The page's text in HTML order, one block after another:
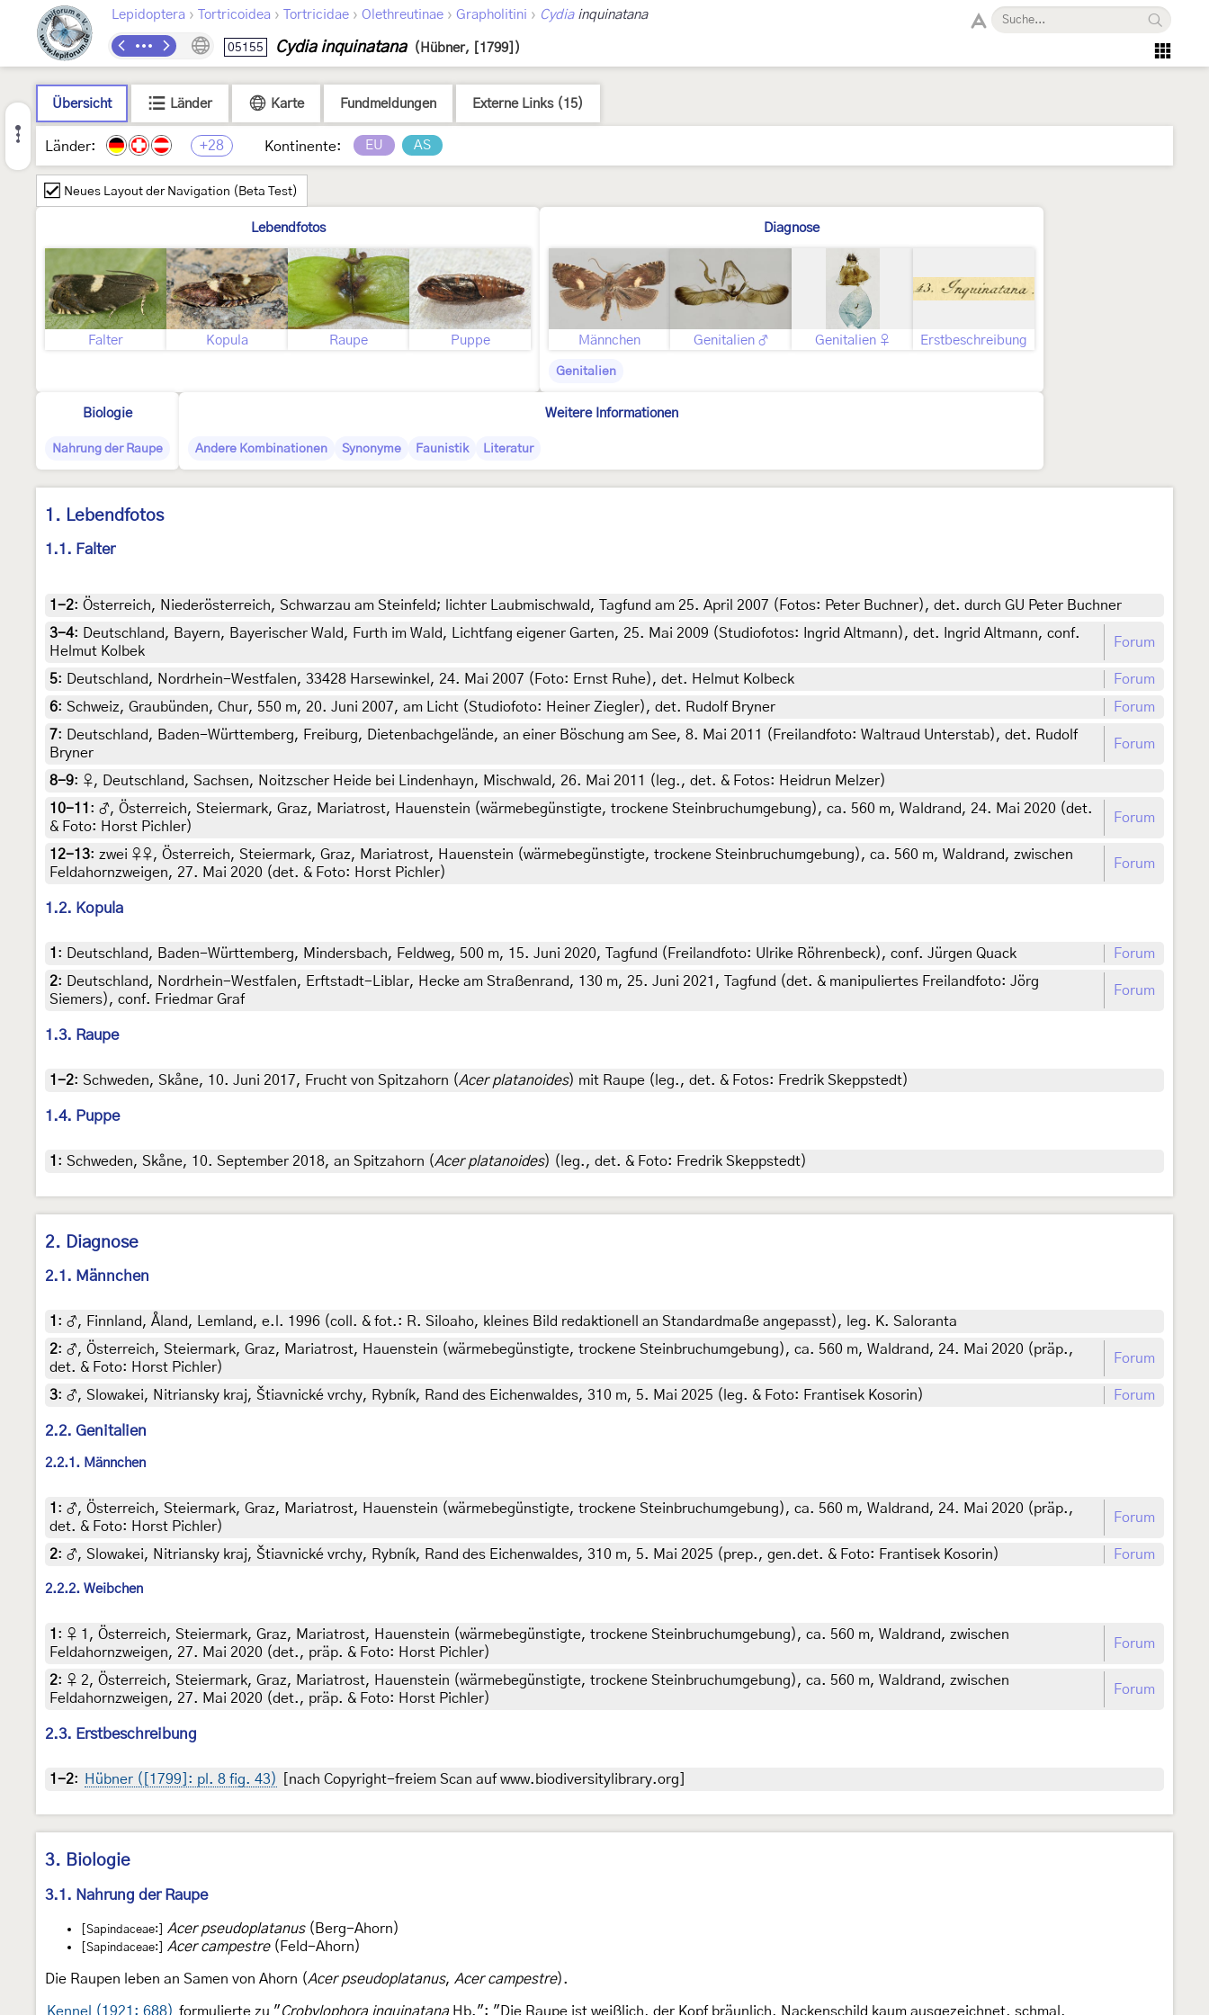
Lepidoptera › Tortricoidea › Tortricidae › Olethreutinae › Grapholitini › Cydiainquinatana
05155 Cydia inquinatana (Hübner, [1799])
Übersicht Länder Karte Fundmeldungen Externe Links (15)
Länder: +28 Kontinente: EU AS
Neues Layout der Navigation (Beta Test)
Lebendfotos
Falter Kopula Raupe Puppe
Diagnose
Männchen Genitalien ♂ Genitalien ♀ Erstbeschreibung
Genitalien
Biologie
Nahrung der Raupe
Weitere Informationen
Andere Kombinationen Synonyme Faunistik Literatur
1. Lebendfotos
1.1. Falter
1-2: Österreich, Niederösterreich, Schwarzau am Steinfeld; lichter Laubmischwald, Tagfund am 25. April 2007 (Fotos: Peter Buchner), det. durch GU Peter Buchner
3-4:
Deutschland, Bayern, Bayerischer Wald, Furth im Wald, Lichtfang eigener Garten, 25. Mai 2009 (Studiofotos: Ingrid Altmann), det. Ingrid Altmann, conf.
Helmut Kolbek
Forum
5: Deutschland, Nordrhein-Westfalen, 33428 Harsewinkel, 24. Mai 2007 (Foto: Ernst Ruhe), det. Helmut Kolbeck
Forum
6: Schweiz, Graubünden, Chur, 550 m, 20. Juni 2007, am Licht (Studiofoto: Heiner Ziegler), det. Rudolf Bryner
Forum
7:
Deutschland, Baden-Württemberg, Freiburg, Dietenbachgelände, an einer Böschung am See, 8. Mai 2011 (Freilandfoto: Waltraud Unterstab), det. Rudolf
Bryner
Forum
8-9: ♀, Deutschland, Sachsen, Noitzscher Heide bei Lindenhayn, Mischwald, 26. Mai 2011 (leg., det. & Fotos: Heidrun Melzer)
10-11 : ♂, Österreich, Steiermark, Graz, Mariatrost, Hauenstein (wärmebegünstigte, trockene Steinbruchumgebung), ca. 560 m, Waldrand, 24. Mai 2020 (det.
& Foto: Horst Pichler)
Forum
12-13: zwei ♀♀, Österreich, Steiermark, Graz, Mariatrost, Hauenstein (wärmebegünstigte, trockene Steinbruchumgebung), ca. 560 m, Waldrand, zwischen
Feldahornzweigen, 27. Mai 2020 (det. & Foto: Horst Pichler)
Forum
1.2. Kopula
1 : Deutschland, Baden-Württemberg, Mindersbach, Feldweg, 500 m, 15. Juni 2020, Tagfund (Freilandfoto: Ulrike Röhrenbeck), conf. Jürgen Quack
Forum
2:
Deutschland, Nordrhein-Westfalen, Erftstadt-Liblar, Hecke am Straßenrand, 130 m, 25. Juni 2021, Tagfund (det. & manipuliertes Freilandfoto: Jörg
Siemers), conf. Friedmar Graf
Forum
1.3. Raupe
1-2: Schweden, Skåne, 10. Juni 2017, Frucht von Spitzahorn (Acer platanoides) mit Raupe (leg., det. & Fotos: Fredrik Skeppstedt)
1.4. Puppe
1 : Schweden, Skåne, 10. September 2018, an Spitzahorn (Acer platanoides) (leg., det. & Foto: Fredrik Skeppstedt)
2. Diagnose
2.1. Männchen
1 : ♂, Finnland, Åland, Lemland, e.l. 1996 (coll. & fot.: R. Siloaho, kleines Bild redaktionell an Standardmaße angepasst), leg. K. Saloranta
2: ♂, Österreich, Steiermark, Graz, Mariatrost, Hauenstein (wärmebegünstigte, trockene Steinbruchumgebung), ca. 560 m, Waldrand, 24. Mai 2020 (präp.,
det. & Foto: Horst Pichler)
Forum
3: ♂, Slowakei, Nitriansky kraj, Štiavnické vrchy, Rybník, Rand des Eichenwaldes, 310 m, 5. Mai 2025 (leg. & Foto: Frantisek Kosorin) Forum
2.2. Genitalien
2.2.1. Männchen
1 : ♂, Österreich, Steiermark, Graz, Mariatrost, Hauenstein (wärmebegünstigte, trockene Steinbruchumgebung), ca. 560 m, Waldrand, 24. Mai 2020 (präp.,
det. & Foto: Horst Pichler)
Forum
2: ♂, Slowakei, Nitriansky kraj, Štiavnické vrchy, Rybník, Rand des Eichenwaldes, 310 m, 5. Mai 2025 (prep., gen.det. & Foto: Frantisek Kosorin) Forum
2.2.2. Weibchen
1 : ♀ 1, Österreich, Steiermark, Graz, Mariatrost, Hauenstein (wärmebegünstigte, trockene Steinbruchumgebung), ca. 560 m, Waldrand, zwischen
Feldahornzweigen, 27. Mai 2020 (det., präp. & Foto: Horst Pichler)
Forum
2: ♀ 2, Österreich, Steiermark, Graz, Mariatrost, Hauenstein (wärmebegünstigte, trockene Steinbruchumgebung), ca. 560 m, Waldrand, zwischen
Feldahornzweigen, 27. Mai 2020 (det., präp. & Foto: Horst Pichler)
Forum
2.3. Erstbeschreibung
1-2: Hübner ([1799]: pl. 8 fig. 43) [nach Copyright-freiem Scan auf www.biodiversitylibrary.org]
3. Biologie
3.1. Nahrung der Raupe
[Sapindaceae:] Acer pseudoplatanus(Berg-Ahorn)
[Sapindaceae:] Acer campestre(Feld-Ahorn)
Die Raupen leben an Samen von Ahorn (Acer pseudoplatanus, Acer campestre).
Kennel (1921: 688) formulierte zu "Crobylophora inquinatanaHb.": "Die Raupe ist weißlich, der Kopf bräunlich, Nackenschild kaum ausgezeichnet, schmal,